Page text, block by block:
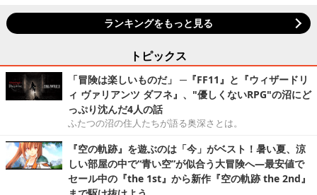
ランキングをもっと見る
トピックス
「冒険は楽しいものだ」 ─『FF11』と『ウィザードリ
ィ ヴァリアンツ ダフネ』、"優しくないRPG"の沼にど
っぷり沈んだ4人の話
ふたつの沼の住人たちが語る奥深さとは。
『空の軌跡』を遊ぶのは「今」がベスト！暑い夏、涼
しい部屋の中で“青い空”が似合う大冒険へ―最安値で
セール中の『the 1st』から新作『空の軌跡 the 2nd』